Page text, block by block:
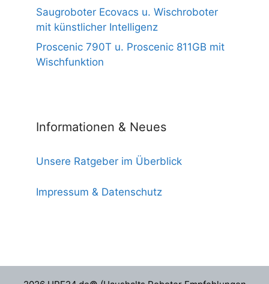
Saugroboter Ecovacs u. Wischroboter
mit künstlicher Intelligenz
Proscenic 790T u. Proscenic 811GB mit
Wischfunktion
Informationen & Neues
Unsere Ratgeber im Überblick
Impressum & Datenschutz